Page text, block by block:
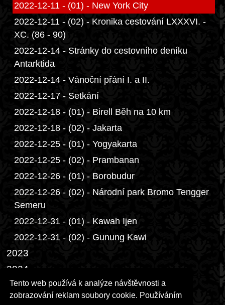
Tento web používá k analýze návštěvnosti a
zobrazování reklam soubory cookie. Používáním
2022-12-11 - (01) - New York City
2022-12-11 - (02) - Kronika cestování LXXXVI. -
XC. (86 - 90)
2022-12-14 - Stránky do cestovního deníku
Antarktida
2022-12-14 - Vánoční přání I. a II.
2022-12-17 - Setkání
2022-12-18 - (01) - Birell Běh na 10 km
2022-12-18 - (02) - Jakarta
2022-12-25 - (01) - Yogyakarta
2022-12-25 - (02) - Prambanan
2022-12-26 - (01) - Borobudur
2022-12-26 - (02) - Národní park Bromo Tengger
Semeru
2022-12-31 - (01) - Kawah Ijen
2022-12-31 - (02) - Gunung Kawi
2023
2024
2025
2026